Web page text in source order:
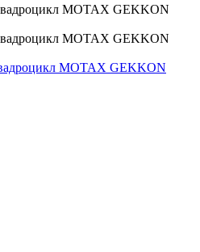
MOTAX GEKKON